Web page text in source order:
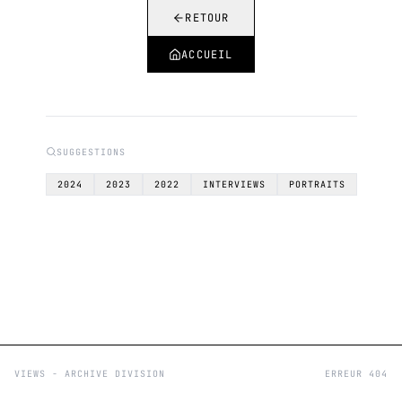
RETOUR
ACCUEIL
SUGGESTIONS
2024 2023 2022 INTERVIEWS PORTRAITS
VIEWS - ARCHIVE DIVISION ERREUR 404